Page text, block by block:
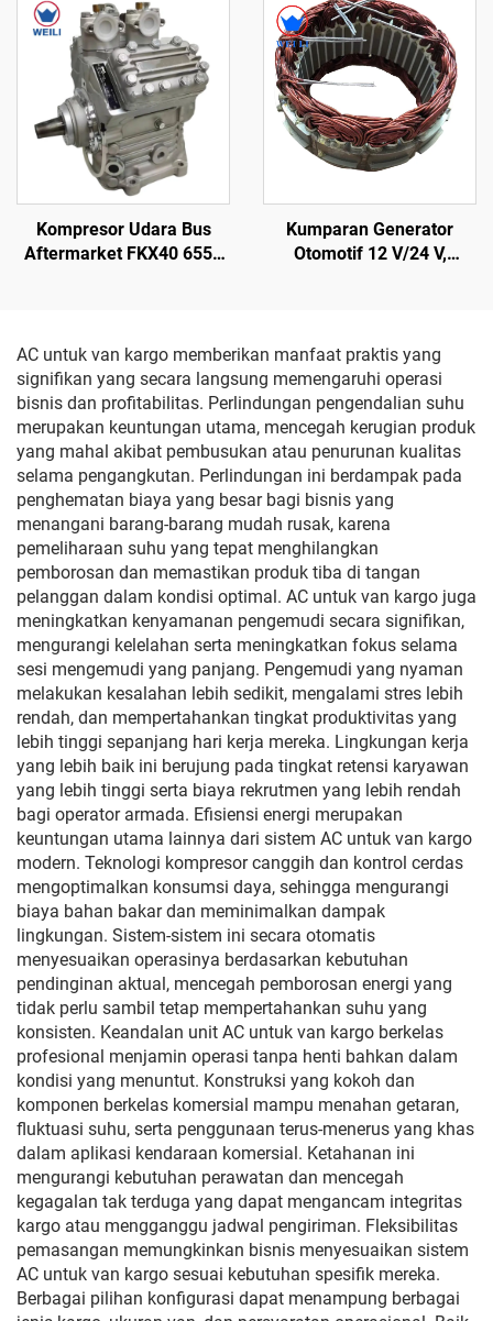
Kompresor Udara Bus
Aftermarket FKX40 655K
Kumparan Generator
Otomotif 12 V/24 V,
Bus AVI144
AC untuk van kargo memberikan manfaat praktis yang
signifikan yang secara langsung memengaruhi operasi
bisnis dan profitabilitas. Perlindungan pengendalian suhu
merupakan keuntungan utama, mencegah kerugian produk
yang mahal akibat pembusukan atau penurunan kualitas
selama pengangkutan. Perlindungan ini berdampak pada
penghematan biaya yang besar bagi bisnis yang
menangani barang-barang mudah rusak, karena
pemeliharaan suhu yang tepat menghilangkan
pemborosan dan memastikan produk tiba di tangan
pelanggan dalam kondisi optimal. AC untuk van kargo juga
meningkatkan kenyamanan pengemudi secara signifikan,
mengurangi kelelahan serta meningkatkan fokus selama
sesi mengemudi yang panjang. Pengemudi yang nyaman
melakukan kesalahan lebih sedikit, mengalami stres lebih
rendah, dan mempertahankan tingkat produktivitas yang
lebih tinggi sepanjang hari kerja mereka. Lingkungan kerja
yang lebih baik ini berujung pada tingkat retensi karyawan
yang lebih tinggi serta biaya rekrutmen yang lebih rendah
bagi operator armada. Efisiensi energi merupakan
keuntungan utama lainnya dari sistem AC untuk van kargo
modern. Teknologi kompresor canggih dan kontrol cerdas
mengoptimalkan konsumsi daya, sehingga mengurangi
biaya bahan bakar dan meminimalkan dampak
lingkungan. Sistem-sistem ini secara otomatis
menyesuaikan operasinya berdasarkan kebutuhan
pendinginan aktual, mencegah pemborosan energi yang
tidak perlu sambil tetap mempertahankan suhu yang
konsisten. Keandalan unit AC untuk van kargo berkelas
profesional menjamin operasi tanpa henti bahkan dalam
kondisi yang menuntut. Konstruksi yang kokoh dan
komponen berkelas komersial mampu menahan getaran,
fluktuasi suhu, serta penggunaan terus-menerus yang khas
dalam aplikasi kendaraan komersial. Ketahanan ini
mengurangi kebutuhan perawatan dan mencegah
kegagalan tak terduga yang dapat mengancam integritas
kargo atau mengganggu jadwal pengiriman. Fleksibilitas
pemasangan memungkinkan bisnis menyesuaikan sistem
AC untuk van kargo sesuai kebutuhan spesifik mereka.
Berbagai pilihan konfigurasi dapat menampung berbagai